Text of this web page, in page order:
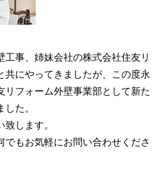
り替えガイドブック』無料進呈
工事、姉妹会社の株式会社住友リ
共にやってきましたが、この度永
リフォーム外壁事業部として新た
た。
します。
でもお気軽にお問い合わせくださ